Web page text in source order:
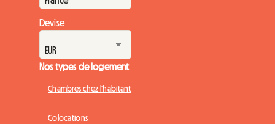
Devise
Nos types de logement
Chambres chez l'habitant
Colocations